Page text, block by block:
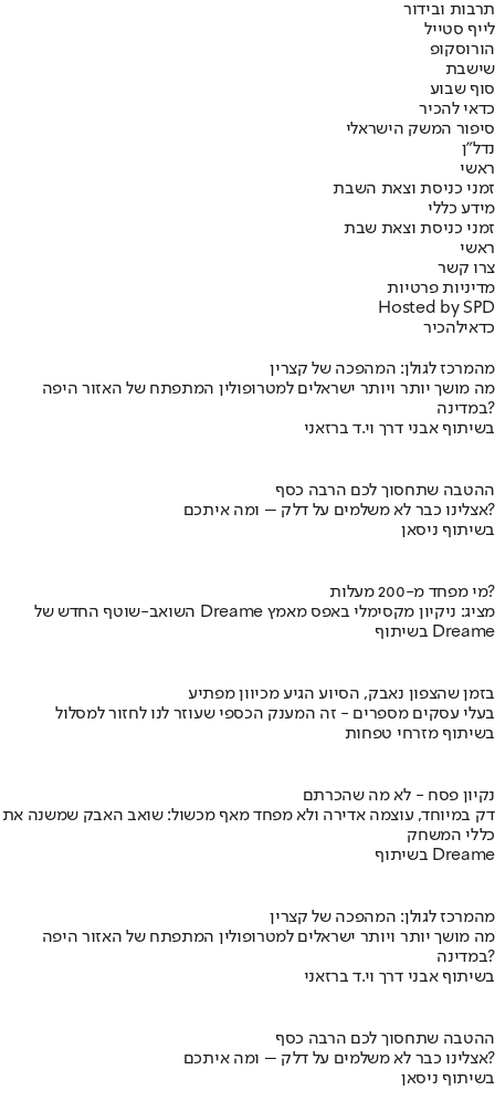
תרבות ובידור
לייף סטייל
הורוסקופ
שישבת
סוף שבוע
כדאי להכיר
סיפור המשק הישראלי
נדל"ן
ראשי
זמני כניסת וצאת השבת
מידע כללי
זמני כניסת וצאת שבת
ראשי
צרו קשר
מדיניות פרטיות
Hosted by SPD
כדאילהכיר
מהמרכז לגולן: המהפכה של קצרין
מה מושך יותר ויותר ישראלים למטרופולין המתפתח של האזור היפה
במדינה?
בשיתוף אבני דרך וי.ד ברזאני
ההטבה שתחסוך לכם הרבה כסף
אצלינו כבר לא משלמים על דלק – ומה איתכם?
בשיתוף ניסאן
מי מפחד מ-200 מעלות?
השואב-שוטף החדש של Dreame מציג: ניקיון מקסימלי באפס מאמץ
בשיתוף Dreame
בזמן שהצפון נאבק, הסיוע הגיע מכיוון מפתיע
בעלי עסקים מספרים - זה המענק הכספי שעוזר לנו לחזור למסלול
בשיתוף מזרחי טפחות
נקיון פסח - לא מה שהכרתם
דק במיוחד, עוצמה אדירה ולא מפחד מאף מכשול: שואב האבק שמשנה את
כללי המשחק
בשיתוף Dreame
מהמרכז לגולן: המהפכה של קצרין
מה מושך יותר ויותר ישראלים למטרופולין המתפתח של האזור היפה
במדינה?
בשיתוף אבני דרך וי.ד ברזאני
ההטבה שתחסוך לכם הרבה כסף
אצלינו כבר לא משלמים על דלק – ומה איתכם?
בשיתוף ניסאן